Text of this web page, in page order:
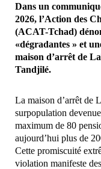
Dans un
2026, l’Action des
(ACAT-Tchad)
«dégradantes » et
maison d’arrêt de
Tandjilé.
La maison d’arrêt de
surpopulation
maximum de 80
aujourd’hui plus de
Cette promiscuité
violation manifeste